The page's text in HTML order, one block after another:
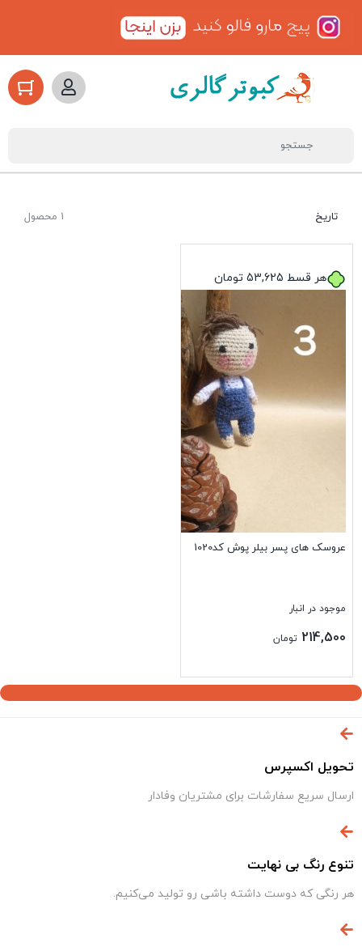
1 محصول تاریخ
هر قسط 53,625 تومان
عروسک های پسر بیلر پوش کد1020
موجود در انبار
214,500 تومان
تحویل اکسپرس
ارسال سریع سفارشات برای مشتریان وفادار
تنوع رنگ بی نهایت
هر رنگی که دوست داشته باشی رو تولید می‌کنیم.